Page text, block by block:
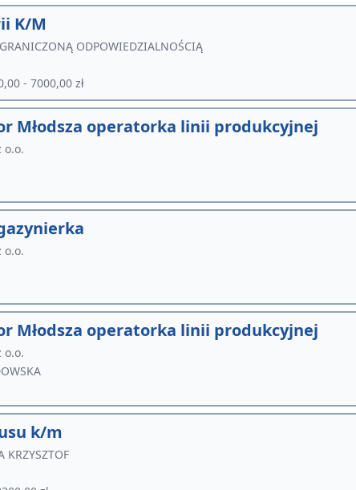
K/M
ODPOWIEDZIALNOŚCIĄ
- 7000,00 zł
Młodsza operatorka linii produkcyjnej
o.o.
o.o.
Młodsza operatorka linii produkcyjnej
o.o.
k/m
KRZYSZTOF